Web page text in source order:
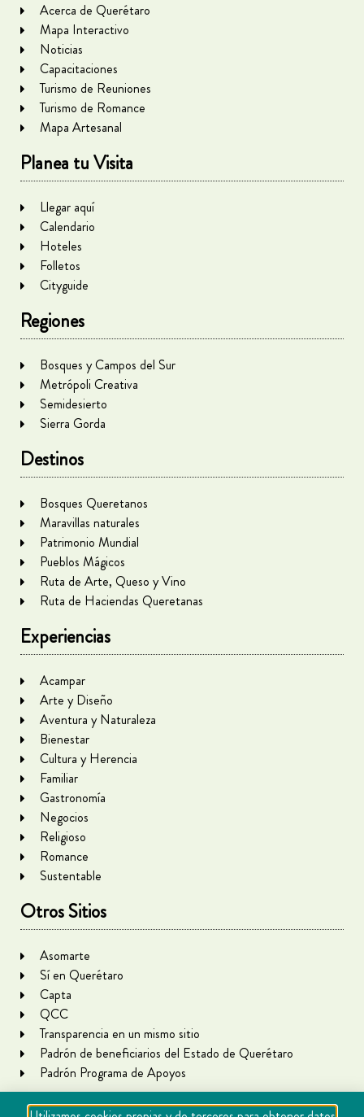
Acerca de Querétaro
Mapa Interactivo
Noticias
Capacitaciones
Turismo de Reuniones
Turismo de Romance
Mapa Artesanal
Planea tu Visita
Llegar aquí
Calendario
Hoteles
Folletos
Cityguide
Regiones
Bosques y Campos del Sur
Metrópoli Creativa
Semidesierto
Sierra Gorda
Destinos
Bosques Queretanos
Maravillas naturales
Patrimonio Mundial
Pueblos Mágicos
Ruta de Arte, Queso y Vino
Ruta de Haciendas Queretanas
Experiencias
Acampar
Arte y Diseño
Aventura y Naturaleza
Bienestar
Cultura y Herencia
Familiar
Gastronomía
Negocios
Religioso
Romance
Sustentable
Otros Sitios
Asomarte
Sí en Querétaro
Capta
QCC
Transparencia en un mismo sitio
Padrón de beneficiarios del Estado de Querétaro
Padrón Programa de Apoyos